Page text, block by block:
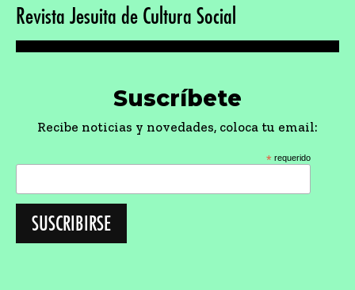
Revista Jesuita de Cultura Social
Suscríbete
Recibe noticias y novedades, coloca tu email:
* requerido